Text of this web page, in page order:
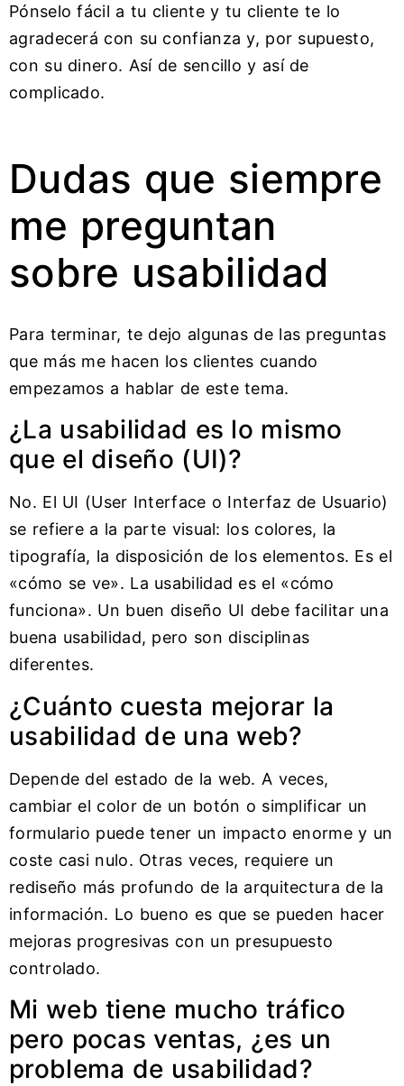
Pónselo fácil a tu cliente y tu cliente te lo
agradecerá con su confianza y, por supuesto,
con su dinero. Así de sencillo y así de
complicado.
Dudas que siempre
me preguntan
sobre usabilidad
Para terminar, te dejo algunas de las preguntas
que más me hacen los clientes cuando
empezamos a hablar de este tema.
¿La usabilidad es lo mismo
que el diseño (UI)?
No. El UI (User Interface o Interfaz de Usuario)
se refiere a la parte visual: los colores, la
tipografía, la disposición de los elementos. Es el
«cómo se ve». La usabilidad es el «cómo
funciona». Un buen diseño UI debe facilitar una
buena usabilidad, pero son disciplinas
diferentes.
¿Cuánto cuesta mejorar la
usabilidad de una web?
Depende del estado de la web. A veces,
cambiar el color de un botón o simplificar un
formulario puede tener un impacto enorme y un
coste casi nulo. Otras veces, requiere un
rediseño más profundo de la arquitectura de la
información. Lo bueno es que se pueden hacer
mejoras progresivas con un presupuesto
controlado.
Mi web tiene mucho tráfico
pero pocas ventas, ¿es un
problema de usabilidad?